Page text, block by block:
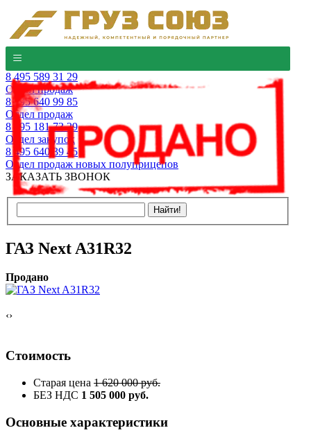
8 495 589 31 29
Отдел продаж
8 495 640 99 85
Отдел продаж
8 495 181 73 29
Отдел закупок
8 495 640 39 45
Отдел продаж новых полуприцепов
ЗАКАЗАТЬ ЗВОНОК
ГАЗ Next A31R32
Продано
‹›
Стоимость
Старая цена 1 620 000 руб.
БЕЗ НДС 1 505 000 руб.
Основные характеристики